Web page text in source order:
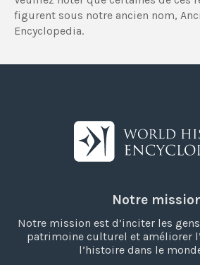
figurent sous notre ancien nom,
Encyclopedia.
Notre
Notre mission est d’inciter les
patrimoine culturel et améliorer
l’histoire dans le